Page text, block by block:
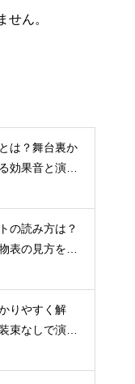
せん。
は？舞台裏か
効果音と演奏
の読み方は？
表の見方をわ
りやすく解
束なしで演じ
に迫る